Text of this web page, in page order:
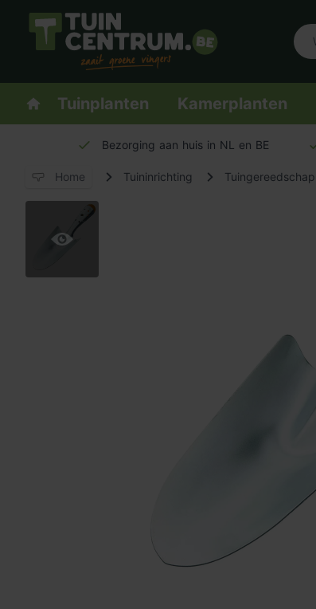
Logo Tuincentrum.be
Homepage
Tuinplanten Kamerplanten
Bezorging aan huis in NL en BE
Home Tuininrichting Tuingereedschap